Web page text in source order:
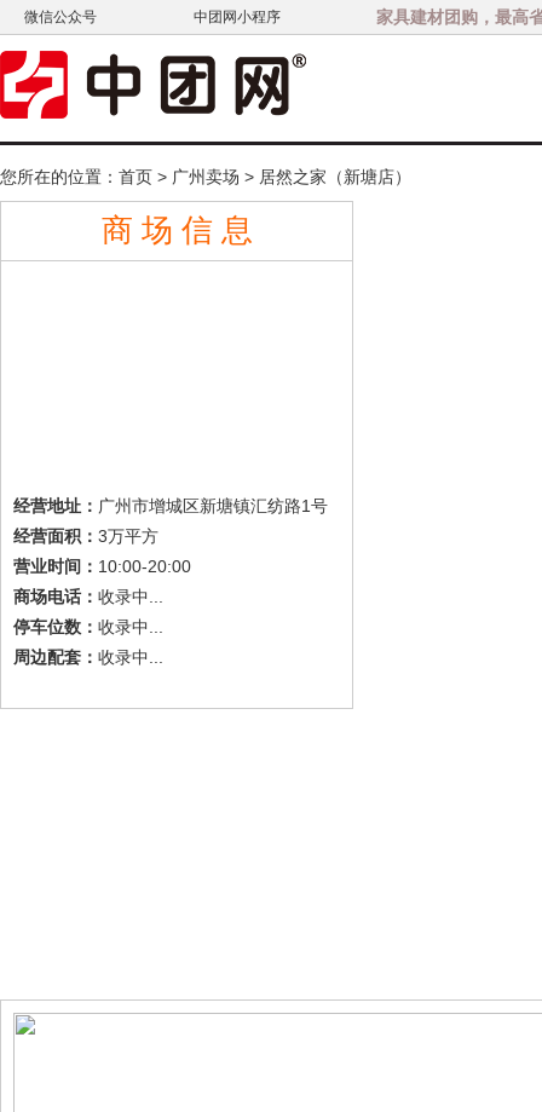
微信公众号 中团网小程序 家具建材团购，最高
您所在的位置： 首页 > 广州卖场 > 居然之家（新塘店）
商 场 信 息
经营地址： 广州市增城区新塘镇汇纺路1号
经营面积： 3万平方
营业时间： 10:00-20:00
商场电话： 收录中...
停车位数： 收录中...
周边配套： 收录中...